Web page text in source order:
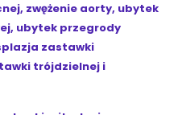
zwężenie aorty, ubytek
ubytek przegrody
zastawki
trójdzielnej i